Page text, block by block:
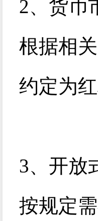
2、货币
根据相
约定为
3、开放
按规定